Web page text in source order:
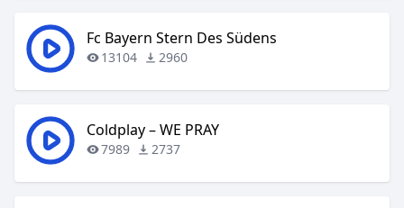
Fc Bayern Stern Des Südens
13104 2960
Coldplay – WE PRAY
7989 2737